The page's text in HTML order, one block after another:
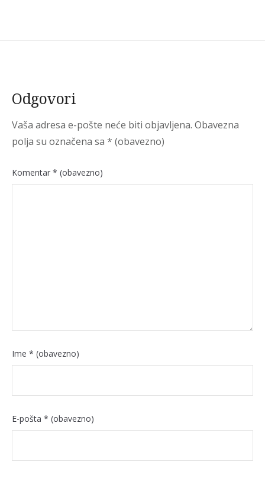
Odgovori
Vaša adresa e-pošte neće biti objavljena. Obavezna
polja su označena sa * (obavezno)
Komentar * (obavezno)
Ime * (obavezno)
E-pošta * (obavezno)